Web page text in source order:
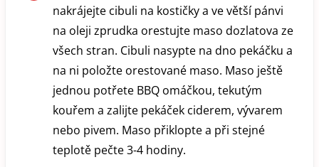
nakrájejte cibuli na kostičky a ve větší pánvi
na oleji zprudka orestujte maso dozlatova ze
všech stran. Cibuli nasypte na dno pekáčku a
na ni položte orestované maso. Maso ještě
jednou potřete BBQ omáčkou, tekutým
kouřem a zalijte pekáček ciderem, vývarem
nebo pivem. Maso přiklopte a při stejné
teplotě pečte 3-4 hodiny.